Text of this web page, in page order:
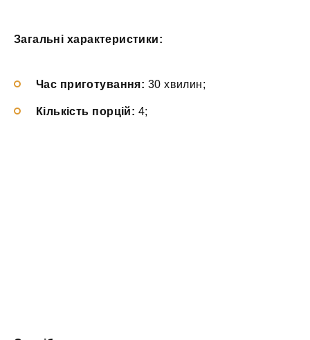
Загальні характеристики:
Час приготування: 30 хвилин;
Кількість порцій: 4;